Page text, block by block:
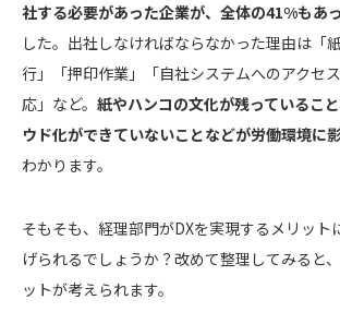
社する必要があった企業が、全体の41%もあ
した。出社しなければならなかった理由は「
行」「押印作業」「自社システムへのアクセ
応」など。 紙やハンコの文化が残っているこ
ウド化ができていないことなどが労働環境に
わかります。
そもそも、経理部門がDXを実現するメリット
げられるでしょうか？改めて整理してみると
ットが考えられます。